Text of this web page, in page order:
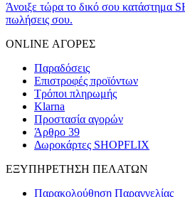
Άνοιξε τώρα το δικό σου κατάστημα
πωλήσεις σου.
ONLINE ΑΓΟΡΕΣ
Παραδόσεις
Επιστροφές προϊόντων
Τρόποι πληρωμής
Klarna
Προστασία αγορών
Άρθρο 39
Δωροκάρτες SHOPFLIX
ΕΞΥΠΗΡΕΤΗΣΗ ΠΕΛΑΤΩΝ
Παρακολούθηση Παραγγελίας